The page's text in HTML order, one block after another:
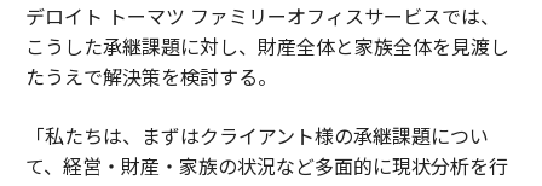
デロイト トーマツ ファミリーオフィスサービスでは、
こうした承継課題に対し、財産全体と家族全体を見渡し
たうえで解決策を検討する。
「私たちは、まずはクライアント様の承継課題につい
て、経営・財産・家族の状況など多面的に現状分析を行